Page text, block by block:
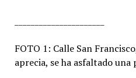
FOTO 1: Calle San
aprecia, se ha asfaltado una